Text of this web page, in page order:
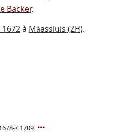
Backer.
à Maassluis (ZH).
1678-< 1709